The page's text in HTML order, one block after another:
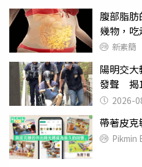
腹部脂
幾物，
新素簡
陽明交
發聲 揭
2026-
帶著皮
Pikmin